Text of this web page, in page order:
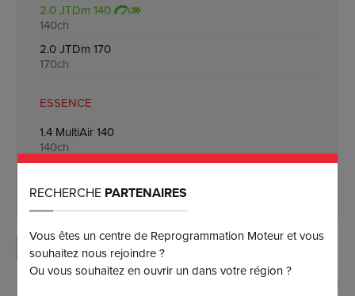
2.0 JTDm 140
140ch
2.0 JTDm 170
170ch
ESSENCE
1.4 MultiAir 140
140ch
170ch
MOTORISATION INTROUVABLE ?
MOTEUR BONUS
RECHERCHE PARTENAIRES
Vous êtes un centre de Reprogrammation Moteur et vous
souhaitez nous rejoindre ?
Ou vous souhaitez en ouvrir un dans votre région ?